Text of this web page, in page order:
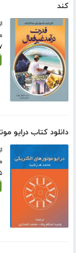
کند
دانلود کتاب درایو